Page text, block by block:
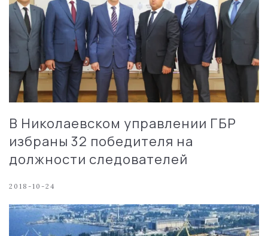
В Николаевском управлении ГБР
избраны 32 победителя на
должности следователей
2018-10-24